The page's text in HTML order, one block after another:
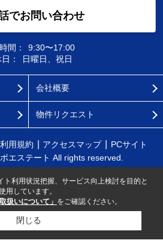
でお問い合わせ
間：
9:30〜17:00
：
日曜日、祝日
会社概要
物件リクエスト
利用規約 アクセスマップ
PCサイト
エステート All rights reserved.
ト利用状況把握、サービス向上検討を目的と
用しています。
扱いについて」 をご確認ください。
閉じる